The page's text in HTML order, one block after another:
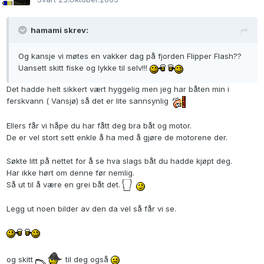
hamami skrev:
Og kansje vi møtes en vakker dag på fjorden Flipper Flash??
Uansett skitt fiske og lykke til selv!!!
Det hadde helt sikkert vært hyggelig men jeg har båten min i
ferskvann ( Vansjø) så det er lite sannsynlig
Ellers får vi håpe du har fått deg bra båt og motor.
De er vel stort sett enkle å ha med å gjøre de motorene der.
Søkte litt på nettet for å se hva slags båt du hadde kjøpt deg.
Har ikke hørt om denne før nemlig.
Så ut til å være en grei båt det.
Legg ut noen bilder av den da vel så får vi se.
og skitt til deg også